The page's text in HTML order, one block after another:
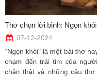
Thơ chọn lời bình: Ngọn khói
07-12-2024
“Ngọn khói" là một bài thơ
chạm đến trái tim của
chân thật và những câu